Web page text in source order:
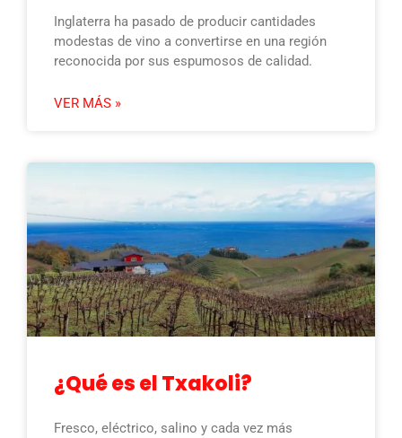
Inglaterra ha pasado de producir cantidades
modestas de vino a convertirse en una región
reconocida por sus espumosos de calidad.
VER MÁS »
¿Qué es el Txakoli?
Fresco, eléctrico, salino y cada vez más